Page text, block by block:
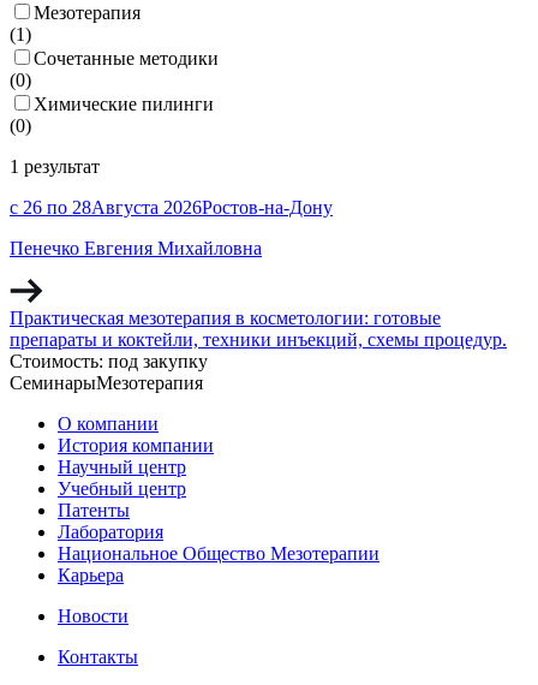
Мезотерапия
(1)
Сочетанные методики
(0)
Химические пилинги
(0)
1 результат
с 26 по 28Августа 2026Ростов-на-Дону
Пенечко Евгения Михайловна
Практическая мезотерапия в косметологии: готовые
препараты и коктейли, техники инъекций, схемы процедур.
Стоимость: под закупку
СеминарыМезотерапия
О компании
История компании
Научный центр
Учебный центр
Патенты
Лаборатория
Национальное Общество Мезотерапии
Карьера
Новости
Контакты